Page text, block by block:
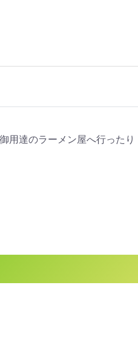
用達のラーメン屋へ行ったり